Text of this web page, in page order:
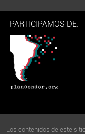
PARTICIPAMOS DE:
Los contenidos de este